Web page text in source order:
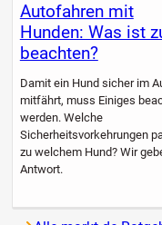
Autofahren mit
Hunden: Was ist
beachten?
Damit ein Hund sicher im
mitfährt, muss Einiges
werden. Welche
Sicherheitsvorkehrungen
zu welchem Hund? Wir
Antwort.